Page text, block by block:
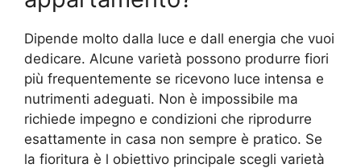
Dipende molto dalla luce e dall energia che vuoi
dedicare. Alcune varietà possono produrre fiori
più frequentemente se ricevono luce intensa e
nutrimenti adeguati. Non è impossibile ma
richiede impegno e condizioni che riprodurre
esattamente in casa non sempre è pratico. Se
la fioritura è l obiettivo principale scegli varietà